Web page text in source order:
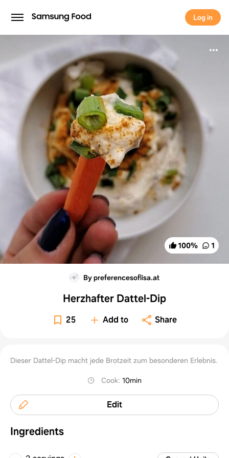
Log in
Log in
100% 1
By preferencesoflisa.at
Herzhafter Dattel-Dip
25 Add to Share
Dieser Dattel-Dip macht jede Brotzeit zum besonderen Erlebnis.
Cook:10min
Edit
Ingredients